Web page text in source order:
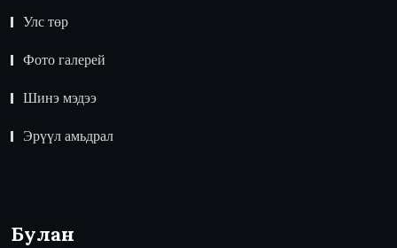
Улс төр
Фото галерей
Шинэ мэдээ
Эрүүл амьдрал
Булан